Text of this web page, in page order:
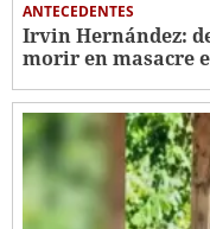
ANTECEDENTES
Irvin Hernández:
morir en masacre